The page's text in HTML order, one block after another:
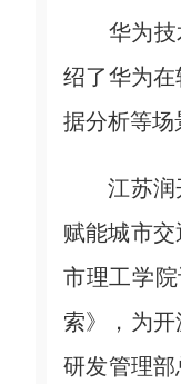
华为技术
绍了华为
据分析等场
江苏润开
赋能城市
市理工学
索》，为
研发管理